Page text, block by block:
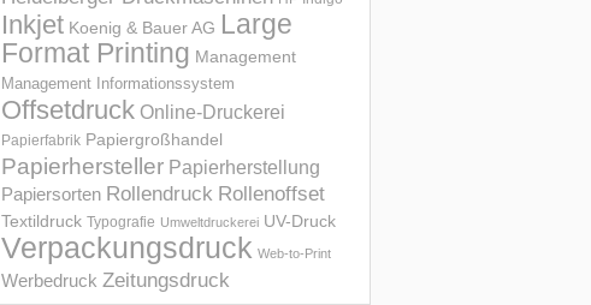
Inkjet Koenig & Bauer AG Large
Format Printing Management
Management Informations­system
Offsetdruck Online-Druckerei
Papierfabrik Papiergroßhandel
Papierhersteller Papierherstellung
Papiersorten Rollendruck Rollenoffset
Textildruck Typografie Umweltdruckerei UV-Druck
Verpackungsdruck Web-to-Print
Werbedruck Zeitungsdruck